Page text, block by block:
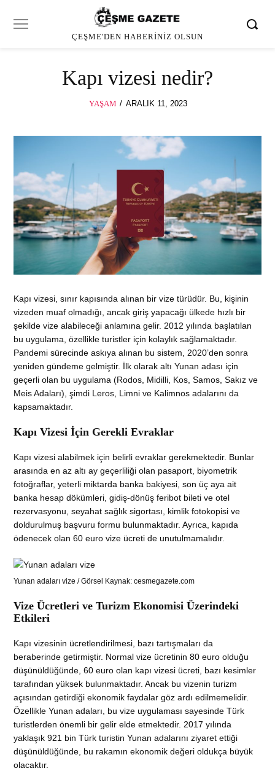
ÇEŞME'DEN HABERINIZ OLSUN
Kapı vizesi nedir?
YAŞAM
POSTED
ARALIK 11, 2023
Kapı vizesi, sınır kapısında alınan bir vize türüdür. Bu, kişinin
vizeden muaf olmadığı, ancak giriş yapacağı ülkede hızlı bir
şekilde vize alabileceği anlamına gelir. 2012 yılında başlatılan
bu uygulama, özellikle turistler için kolaylık sağlamaktadır.
Pandemi sürecinde askıya alınan bu sistem, 2020’den sonra
yeniden gündeme gelmiştir. İlk olarak altı Yunan adası için
geçerli olan bu uygulama (Rodos, Midilli, Kos, Samos, Sakız ve
Meis Adaları), şimdi Leros, Limni ve Kalimnos adalarını da
kapsamaktadır.
Kapı Vizesi İçin Gerekli Evraklar
Kapı vizesi alabilmek için belirli evraklar gerekmektedir. Bunlar
arasında en az altı ay geçerliliği olan pasaport, biyometrik
fotoğraflar, yeterli miktarda banka bakiyesi, son üç aya ait
banka hesap dökümleri, gidiş-dönüş feribot bileti ve otel
rezervasyonu, seyahat sağlık sigortası, kimlik fotokopisi ve
doldurulmuş başvuru formu bulunmaktadır. Ayrıca, kapıda
ödenecek olan 60 euro vize ücreti de unutulmamalıdır.
Yunan adaları vize / Görsel Kaynak: cesmegazete.com
Vize Ücretleri ve Turizm Ekonomisi Üzerindeki
Etkileri
Kapı vizesinin ücretlendirilmesi, bazı tartışmaları da
beraberinde getirmiştir. Normal vize ücretinin 80 euro olduğu
düşünüldüğünde, 60 euro olan kapı vizesi ücreti, bazı kesimler
tarafından yüksek bulunmaktadır. Ancak bu vizenin turizm
açısından getirdiği ekonomik faydalar göz ardı edilmemelidir.
Özellikle Yunan adaları, bu vize uygulaması sayesinde Türk
turistlerden önemli bir gelir elde etmektedir. 2017 yılında
yaklaşık 921 bin Türk turistin Yunan adalarını ziyaret ettiği
düşünüldüğünde, bu rakamın ekonomik değeri oldukça büyük
olacaktır.